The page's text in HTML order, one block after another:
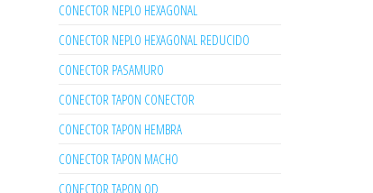
CONECTOR NEPLO HEXAGONAL
CONECTOR NEPLO HEXAGONAL REDUCIDO
CONECTOR PASAMURO
CONECTOR TAPON CONECTOR
CONECTOR TAPON HEMBRA
CONECTOR TAPON MACHO
CONECTOR TAPON OD